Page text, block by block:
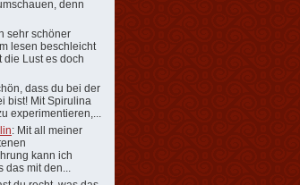
denn
sehr schöner
lesen beschleicht
die Lust es doch
dass du bei der
bist! Mit Spirulina
experimentieren,...
: Mit all meiner
kann ich
das mit den...